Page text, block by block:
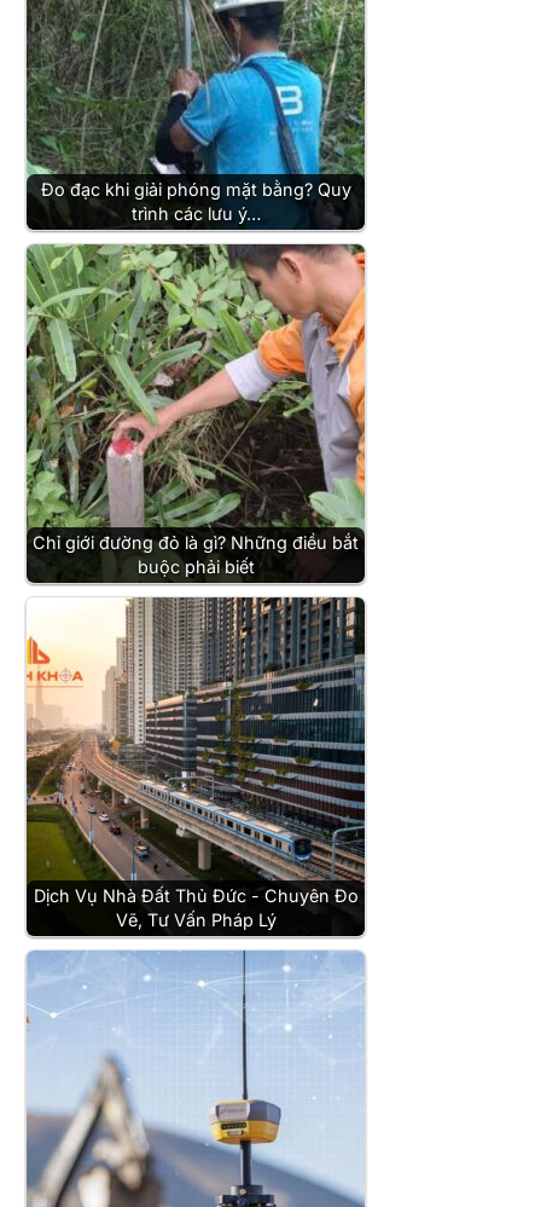
Đo đạc khi giải phóng mặt bằng? Quy
trình các lưu ý…
Chỉ giới đường đỏ là gì? Những điều bắt
buộc phải biết
Dịch Vụ Nhà Đất Thủ Đức - Chuyên Đo
Vẽ, Tư Vấn Pháp Lý